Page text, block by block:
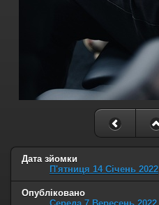
Дата зйомки
П'ятниця 14 Січень 2022
Опубліковано